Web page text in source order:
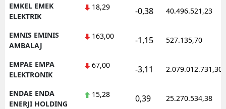
EMKEL EMEK
ELEKTRIK
18,29 -0,38 40.496.521,23
EMNIS EMINIS
AMBALAJ
163,00 -1,15 527.135,70
EMPAE EMPA
ELEKTRONIK
67,00 -3,11 2.079.012.731,30
ENDAE ENDA
ENERJI HOLDING
15,28 0,39 25.270.534,38